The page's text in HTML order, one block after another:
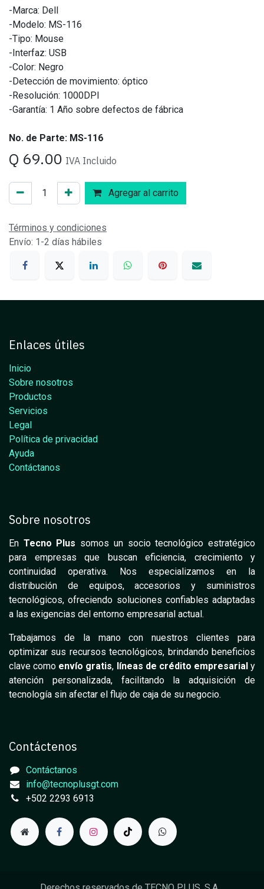
-Marca: Dell
-Modelo: MS-116
-Tipo: Mouse
-Interfaz: USB
-Color: Negro
-Detección de movimiento: óptico
-Resolución: 1000DPI
-Garantía: 1 Año sobre defectos de fábrica
No. de Parte: MS-116
Q 69.00 IVA Incluido
Agregar al carrito
Términos y condiciones
Envío: 1-2 días hábiles
Enlaces útiles
Inicio
Sobre nosotros
Productos
Servicios
Legal
Política de privacidad
Ayuda
Contáctanos
Sobre nosotros
En Tecno Plus somos un socio tecnológico estratégico
para empresas que buscan eficiencia, crecimiento y
continuidad operativa. Nos especializamos en la
distribución de equipos, accesorios y suministros
tecnológicos, ofreciendo soluciones confiables adaptadas
a las exigencias del entorno empresarial actual.
Trabajamos de la mano con nuestros clientes para
optimizar sus recursos tecnológicos, brindando beneficios
clave como envío gratis, líneas de crédito empresarial y
atención personalizada, facilitando la adquisición de
tecnología sin afectar el flujo de caja de su negocio.
Contáctenos
Contáctanos
info@tecnoplusgt.com
+502 2293 6913